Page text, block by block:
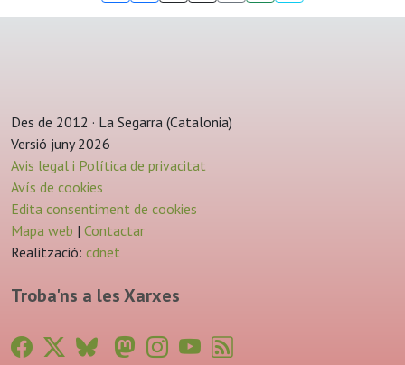
Des de 2012 · La Segarra (Catalonia)
Versió juny 2026
Avis legal i Política de privacitat
Avís de cookies
Edita consentiment de cookies
Mapa web | Contactar
Realització: cdnet
Troba'ns a les Xarxes